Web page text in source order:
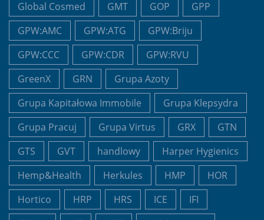
Global Cosmed GMT GOP
GPP
GPW:AMC
GPW:ATG
GPW:Briju
GPW:CCC
GPW:CDR
GPW:RVU
GreenX
GRN
Grupa Azoty
Grupa Kapitałowa Immobile
Grupa Klepsydra
Grupa Pracuj
Grupa Virtus GRX
GTN
GTS
GVT handlowy
Harper Hygienics
Hemp&Health
Herkules HMP
HOR
Hortico
HRP HRS ICE
IFI